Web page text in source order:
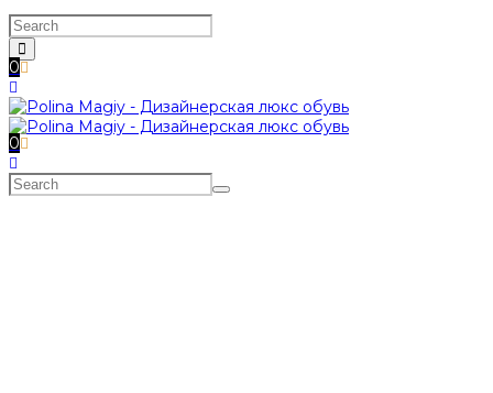
0
0